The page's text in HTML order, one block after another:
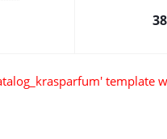
template